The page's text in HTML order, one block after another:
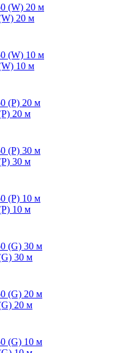
20 м
10 м
20 м
30 м
10 м
30 м
20 м